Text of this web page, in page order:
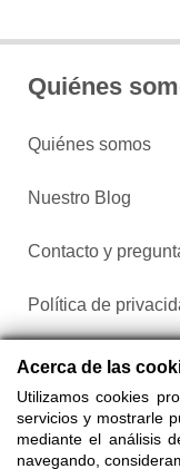
Quiénes
Quiénes somos
Nuestro Blog
Contacto y
Política de
Configurar cookies
Acerca de las
Utilizamos cookies
servicios y mostrarle
mediante el análisis
navegando,